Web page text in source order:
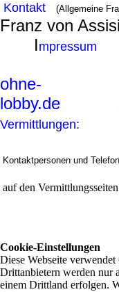
Kontakt (Allgemeine
Franz von
Impressum
ohne-
lobby.de
Vermittlungen:
Kontaktpersonen
auf den
Cookie-Einstellungen
Diese Webseite
Drittanbietern werden nur
einem Drittland erfolgen.